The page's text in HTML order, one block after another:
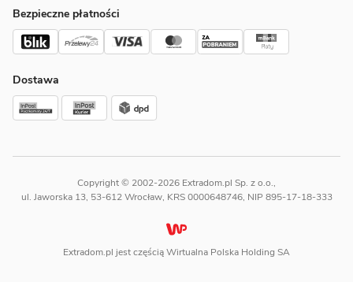
Bezpieczne płatności
Dostawa
Copyright © 2002-2026 Extradom.pl Sp. z o.o.,
ul. Jaworska 13, 53-612 Wrocław, KRS 0000648746, NIP 895-17-18-333
Extradom.pl jest częścią Wirtualna Polska Holding SA